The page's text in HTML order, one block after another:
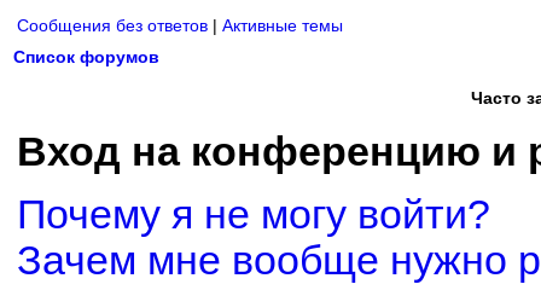
Сообщения без ответов | Активные темы
Список форумов
Часто
Вход на конференцию и
Почему я не могу войти?
Зачем мне вообще нужно